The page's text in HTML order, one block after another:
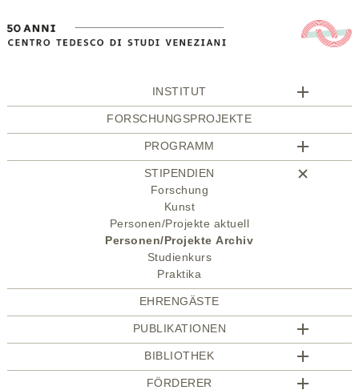
INSTITUT
FORSCHUNGSPROJEKTE
PROGRAMM
STIPENDIEN
Forschung
Kunst
Personen/Projekte aktuell
Personen/Projekte Archiv
Studienkurs
Praktika
EHRENGÄSTE
PUBLIKATIONEN
BIBLIOTHEK
FÖRDERER